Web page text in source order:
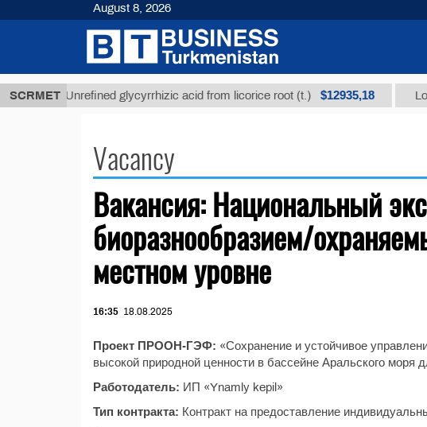
SCRMETUnrefined glycyrrhizic acid from licorice root (t.) $12935,18
Vacancy
Вакансия: Национальный
биоразнообразием/
местном уровне
16:35 18.08.2025
Проект ПРООН-ГЭФ: «Сохранение и устойчивое
высокой природной ценности в бассейне Аральского моря
Работодатель: ИП «Ynamly kepil»
Тип контракта: Контракт на предоставление
August 8, 2026